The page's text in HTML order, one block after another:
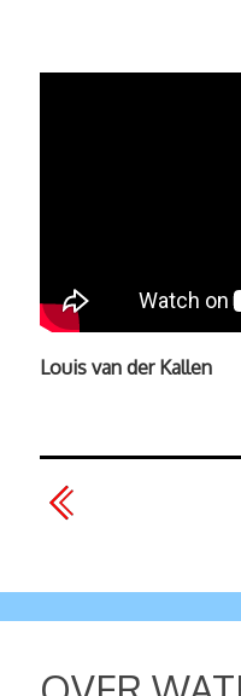
Louis van der Kallen